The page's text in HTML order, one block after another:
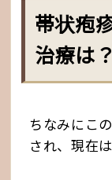
帯状疱
治療は？
ちなみにこ
され、現在